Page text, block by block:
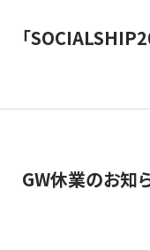
「
GW休業のお知